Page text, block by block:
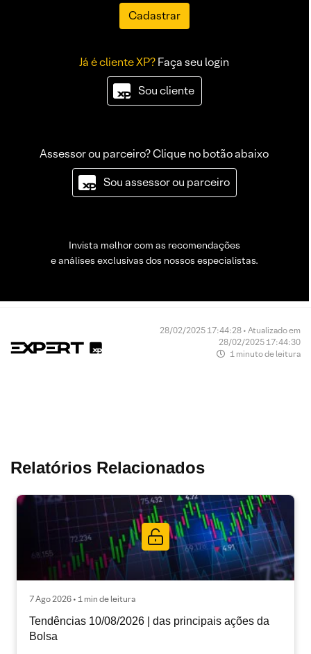
Cadastrar
Já é cliente XP?Faça seu login
Sou cliente
Assessor ou parceiro? Clique no botão abaixo
Sou assessor ou parceiro
Invista melhor com as recomendações
e análises exclusivas dos nossos especialistas.
28/02/2025 17:44:28 • Atualizado em
28/02/2025 17:44:30
1 minuto de leitura
Relatórios Relacionados
7 Ago 2026 • 1 min de leitura
Tendências 10/08/2026 | das principais ações da
Bolsa